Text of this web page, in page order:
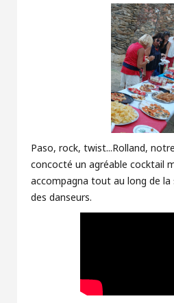
Paso, rock, twist...Rolland,
concocté un agréable cocktail
accompagna tout au long de la
des danseurs.